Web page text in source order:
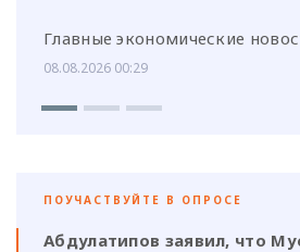
Главные экономические
08.08.2026 00:29
ПОУЧАСТВУЙТЕ В ОПРОСЕ
Абдулатипов заявил, что